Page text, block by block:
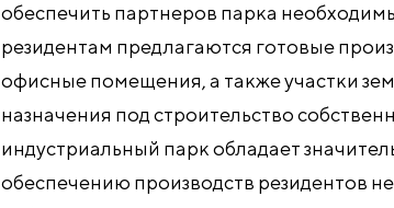
обеспечить партнеров парка
резидентам предлагаются готовые
офисные помещения, а также участки
назначения под строительство
индустриальный парк обладает
обеспечению производств резидентов